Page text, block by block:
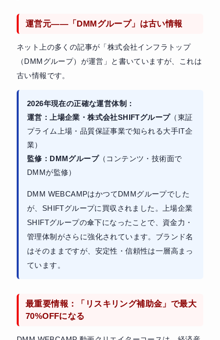
運営元——「DMMグループ」は古い情報
ネット上の多くの記事が「株式会社インフラトップ
（DMMグループ）が運営」と書いていますが、これは
古い情報です。
2026年現在の正確な運営体制：
運営：上場企業・株式会社SHIFTグループ（東証
プライム上場・品質保証事業で知られる大手IT企
業）
監修：DMMグループ（コンテンツ・技術面で
DMMが監修）
DMM WEBCAMPはかつてDMMグループでした
が、SHIFTグループに買収されました。上場企業
SHIFTグループの傘下になったことで、資金力・
管理体制がさらに強化されています。ブランド名
はそのままですが、安定性・信頼性は一層高まっ
ています。
最重要情報：「リスキリング補助金」で最大
70%OFFになる